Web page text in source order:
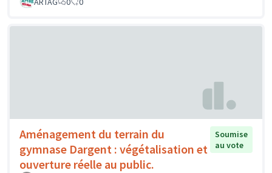
Aménagement du terrain du
gymnase Dargent : végétalisation et
ouverture réelle au public.
Soumise
au vote